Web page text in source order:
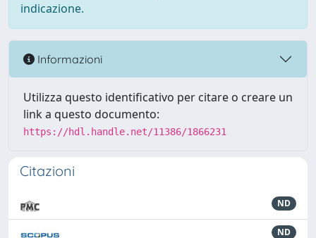
indicazione.
Informazioni
Utilizza questo identificativo per citare o creare un
link a questo documento:
https://hdl.handle.net/11386/1866231
Citazioni
ND
ND